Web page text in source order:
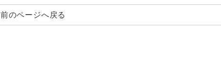
前のページへ戻る